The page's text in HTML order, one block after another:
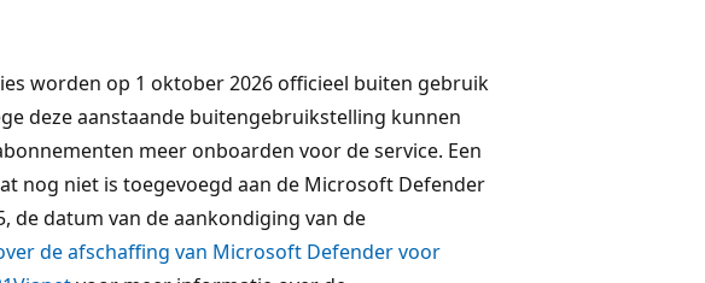
worden op 1 oktober 2026 officieel buiten gebruik
deze aanstaande buitengebruikstelling kunnen
meer onboarden voor de service. Een
nog niet is toegevoegd aan de Microsoft Defender
de datum van de aankondiging van de
de afschaffing van Microsoft Defender voor